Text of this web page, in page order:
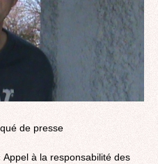
de presse
à la responsabilité des